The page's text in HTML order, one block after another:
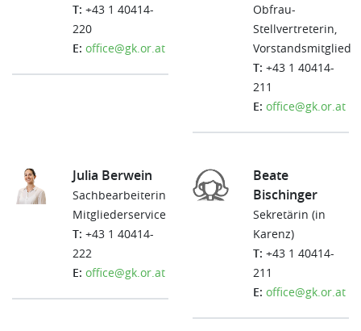
T: +43 1 40414-
220
E: office@gk.or.at
Obfrau-
Stellvertreterin,
Vorstandsmitglied
T: +43 1 40414-
211
E: office@gk.or.at
Julia Berwein
Sachbearbeiterin
Mitgliederservice
T: +43 1 40414-
222
E: office@gk.or.at
Beate
Bischinger
Sekretärin (in
Karenz)
T: +43 1 40414-
211
E: office@gk.or.at